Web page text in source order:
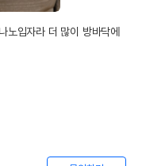
노입자라 더 많이 방바닥에